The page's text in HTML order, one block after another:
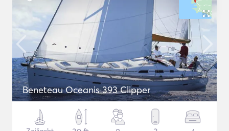
Beneteau Oceanis 393 Clipper